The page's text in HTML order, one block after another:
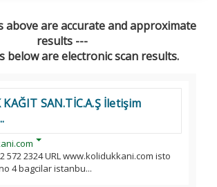
above are accurate and approximate
results ---
below are electronic scan results.
KAĞIT SAN.TİC.A.Ş İletişim
572 2324 URL www.kolidukkani.com isto
4 bagcilar istanbu...